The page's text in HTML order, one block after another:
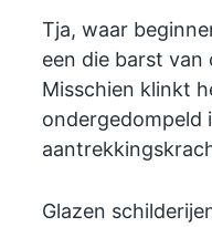
Tja, waar
een die barst
Misschien klinkt
ondergedompeld
Glazen